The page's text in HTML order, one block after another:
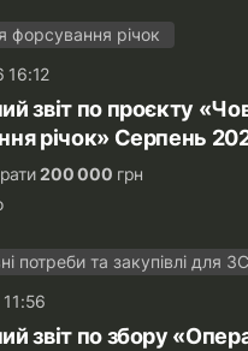
форсування річок
16:12
звіт по проєкту
річок» Серпень
200 000 грн
потреби та закупівлі для
звіт по збору